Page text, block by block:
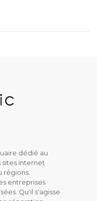
dédié au
internet
régions.
entreprises
Qu'il s'agisse